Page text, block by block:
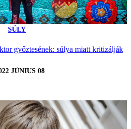
SÚLY
győztesének: súlya miatt kritizálják
JÚNIUS 08